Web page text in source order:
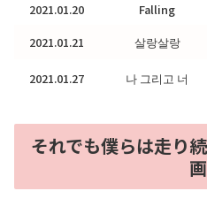
2021.01.20 Falling
2021.01.21
살랑살랑
2021.01.27 나 그리고 너
それでも僕らは走り
画